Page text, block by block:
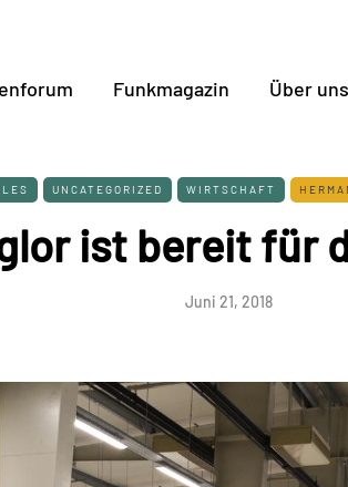
Funkmagazin Über uns
UNCATEGORIZED WIRTSCHAFT
ist bereit für
Juni 21, 2018